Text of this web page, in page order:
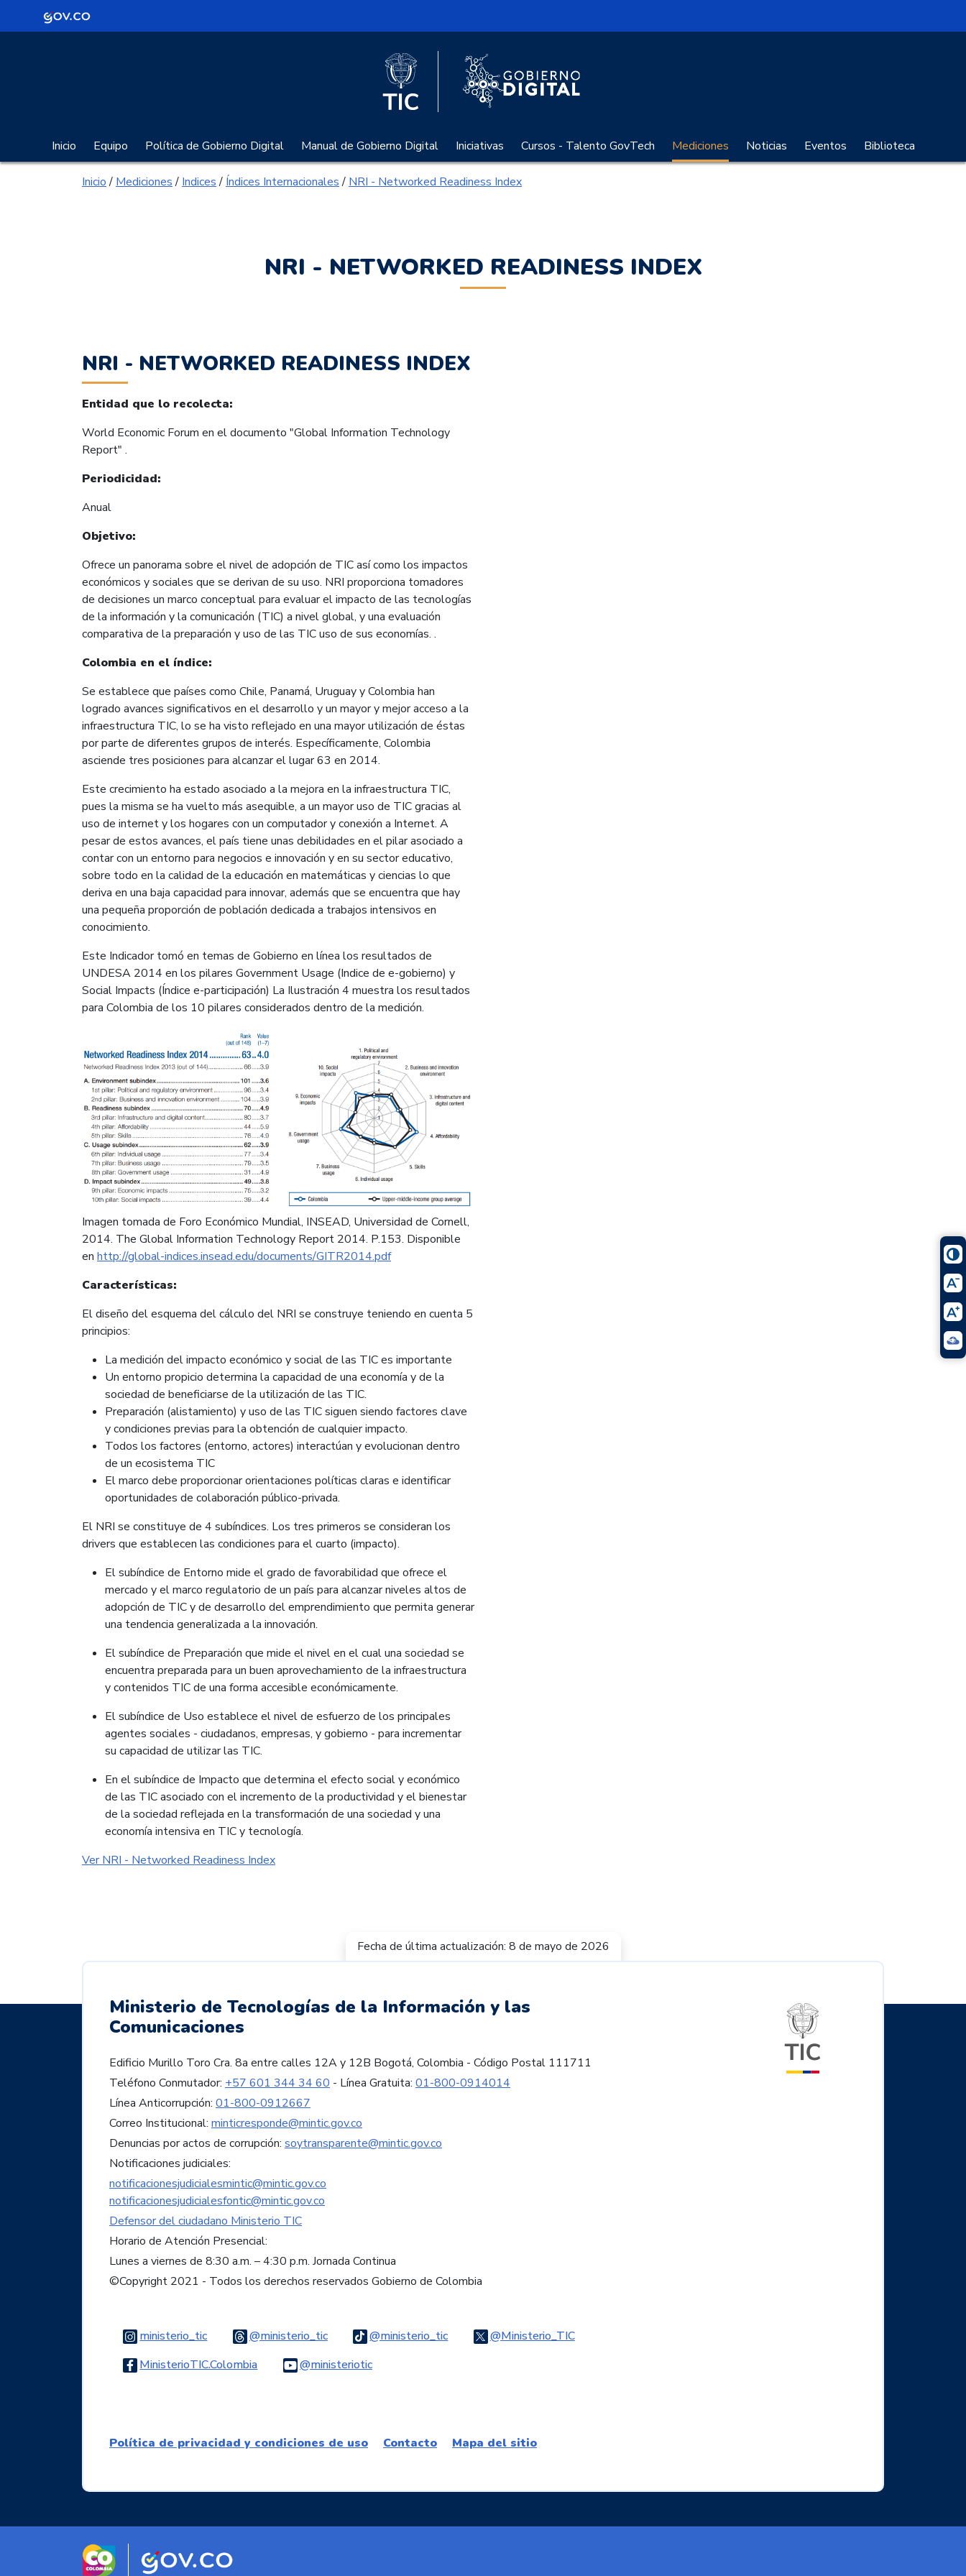
Logo Gobierno de Colombia
Logo del Ministerio TIC
Inicio Equipo Política de Gobierno Digital Manual de Gobierno Digital Iniciativas Cursos - Talento GovTech Mediciones Noticias Eventos Biblioteca
Inicio/Mediciones/Indices/Índices Internacionales/NRI - Networked Readiness Index
NRI - NETWORKED READINESS INDEX
NRI - NETWORKED READINESS INDEX
Entidad que lo recolecta:
World Economic Forum en el documento "Global Information Technology
Report" .
Periodicidad:
Anual
Objetivo:
Ofrece un panorama sobre el nivel de adopción de TIC así como los impactos
económicos y sociales que se derivan de su uso. NRI proporciona tomadores
de decisiones un marco conceptual para evaluar el impacto de las tecnologías
de la información y la comunicación (TIC) a nivel global, y una evaluación
comparativa de la preparación y uso de las TIC uso de sus economías. .
Colombia en el índice:
Se establece que países como Chile, Panamá, Uruguay y Colombia han
logrado avances significativos en el desarrollo y un mayor y mejor acceso a la
infraestructura TIC, lo se ha visto reflejado en una mayor utilización de éstas
por parte de diferentes grupos de interés. Específicamente, Colombia
asciende tres posiciones para alcanzar el lugar 63 en 2014.
Este crecimiento ha estado asociado a la mejora en la infraestructura TIC,
pues la misma se ha vuelto más asequible, a un mayor uso de TIC gracias al
uso de internet y los hogares con un computador y conexión a Internet. A
pesar de estos avances, el país tiene unas debilidades en el pilar asociado a
contar con un entorno para negocios e innovación y en su sector educativo,
sobre todo en la calidad de la educación en matemáticas y ciencias lo que
deriva en una baja capacidad para innovar, además que se encuentra que hay
una pequeña proporción de población dedicada a trabajos intensivos en
conocimiento.
Este Indicador tomó en temas de Gobierno en línea los resultados de
UNDESA 2014 en los pilares Government Usage (Indice de e-gobierno) y
Social Impacts (Índice e-participación) La Ilustración 4 muestra los resultados
para Colombia de los 10 pilares considerados dentro de la medición.
Imagen tomada de Foro Económico Mundial, INSEAD, Universidad de Cornell,
2014. The Global Information Technology Report 2014. P.153. Disponible
en http://global-indices.insead.edu/documents/GITR2014.pdf
Características:
El diseño del esquema del cálculo del NRI se construye teniendo en cuenta 5
principios:
La medición del impacto económico y social de las TIC es importante
Un entorno propicio determina la capacidad de una economía y de la
sociedad de beneficiarse de la utilización de las TIC.
Preparación (alistamiento) y uso de las TIC siguen siendo factores clave
y condiciones previas para la obtención de cualquier impacto.
Todos los factores (entorno, actores) interactúan y evolucionan dentro
de un ecosistema TIC
El marco debe proporcionar orientaciones políticas claras e identificar
oportunidades de colaboración público-privada.
El NRI se constituye de 4 subíndices. Los tres primeros se consideran los
drivers que establecen las condiciones para el cuarto (impacto).
El subíndice de Entorno mide el grado de favorabilidad que ofrece el
mercado y el marco regulatorio de un país para alcanzar niveles altos de
adopción de TIC y de desarrollo del emprendimiento que permita generar
una tendencia generalizada a la innovación.
El subíndice de Preparación que mide el nivel en el cual una sociedad se
encuentra preparada para un buen aprovechamiento de la infraestructura
y contenidos TIC de una forma accesible económicamente.
El subíndice de Uso establece el nivel de esfuerzo de los principales
agentes sociales - ciudadanos, empresas, y gobierno - para incrementar
su capacidad de utilizar las TIC.
En el subíndice de Impacto que determina el efecto social y económico
de las TIC asociado con el incremento de la productividad y el bienestar
de la sociedad reflejada en la transformación de una sociedad y una
economía intensiva en TIC y tecnología.
Ver NRI - Networked Readiness Index
Fecha de última actualización: 8 de mayo de 2026
Ministerio de Tecnologías de la Información y las
Comunicaciones
Edificio Murillo Toro Cra. 8a entre calles 12A y 12B Bogotá, Colombia - Código Postal 111711
Teléfono Conmutador: +57 601 344 34 60 - Línea Gratuita: 01-800-0914014
Línea Anticorrupción: 01-800-0912667
Correo Institucional: minticresponde@mintic.gov.co
Denuncias por actos de corrupción: soytransparente@mintic.gov.co
Notificaciones judiciales:
notificacionesjudicialesmintic@mintic.gov.co
notificacionesjudicialesfontic@mintic.gov.co
Defensor del ciudadano Ministerio TIC
Horario de Atención Presencial:
Lunes a viernes de 8:30 a.m. – 4:30 p.m. Jornada Continua
©Copyright 2021 - Todos los derechos reservados Gobierno de Colombia
ministerio_ticLogo Instagram@ministerio_ticLogo Threads@ministerio_ticLogo Tiktok@Ministerio_TICLogo Twitter
MinisterioTIC.ColombiaLogo Facebook@ministerioticLogo Youtube
Política de privacidad y condiciones de uso Contacto Mapa del sitio
Logo marca Colombia